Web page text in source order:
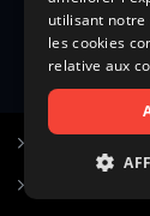
utilisant notre
les cookies
relative aux